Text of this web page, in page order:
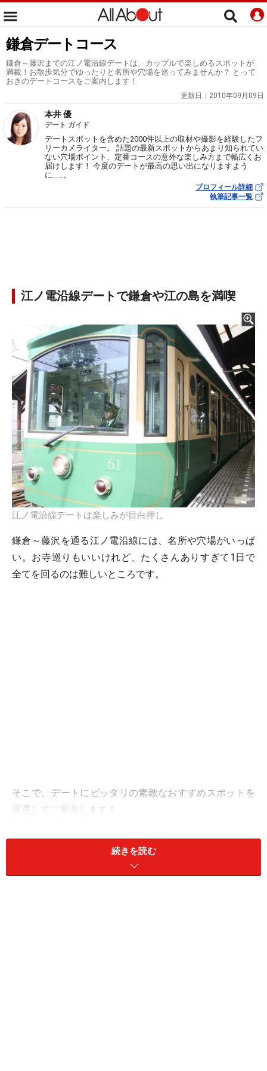
鎌倉デートコース
鎌倉～藤沢までの江ノ電沿線デートは、カップルで楽しめるスポットが
満載！お散歩気分でゆったりと名所や穴場を巡ってみませんか？ とって
おきのデートコースをご案内します！
更新日： 2010年09月09日
本井 優
デート ガイド
デートスポットを含めた2000件以上の取材や撮影を経験したフ
リーカメライター。 話題の最新スポットからあまり知られてい
ない穴場ポイント、定番コースの意外な楽しみ方まで幅広くお
届けします！ 今度のデートが最高の思い出になりますよう
に……。
プロフィール詳細
執筆記事一覧
江ノ電沿線デートで鎌倉や江の島を満喫
江ノ電沿線デートは楽しみが目白押し
鎌倉～藤沢を通る江ノ電沿線には、名所や穴場がいっぱ
い。お寺巡りもいいけれど、たくさんありすぎて1日で
全てを回るのは難しいところです。
そこで、デートにピッタリの素敵なおすすめスポットを
厳選してご案内します！
報国寺で鎌倉の歴史を感じる時間を
続きを読む